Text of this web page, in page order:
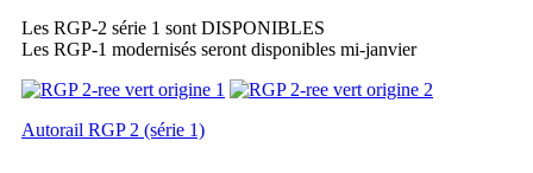
Les RGP-2 série 1 sont DISPONIBLES
Les RGP-1 modernisés seront disponibles mi-janvier
Autorail RGP 2 (série 1)